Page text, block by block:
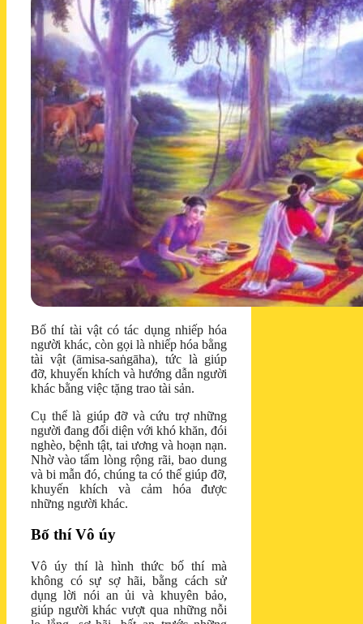
Bố thí tài vật có tác dụng nhiếp hóa
người khác, còn gọi là nhiếp hóa bằng
tài vật (āmisa-saṅgāha), tức là giúp
đỡ, khuyến khích và hướng dẫn người
khác bằng việc tặng trao tài sản.
Cụ thể là giúp đỡ và cứu trợ những
người đang đối diện với khó khăn, đói
nghèo, bệnh tật, tai ương và hoạn nạn.
Nhờ vào tấm lòng rộng rãi, bao dung
và bi mẫn đó, chúng ta có thể giúp đỡ,
khuyến khích và cảm hóa được
những người khác.
Bố thí Vô úy
Vô úy thí là hình thức bố thí mà
không có sự sợ hãi, bằng cách sử
dụng lời nói an ủi và khuyên bảo,
giúp người khác vượt qua những nỗi